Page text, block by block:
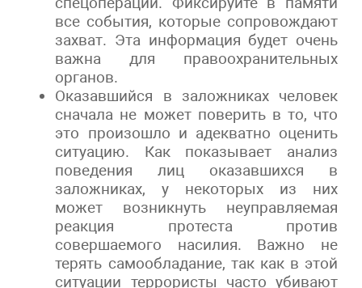
все события, которые сопровождают
захват. Эта информация будет очень
важна для правоохранительных
органов.
Оказавшийся в заложниках человек
сначала не может поверить в то, что
это произошло и адекватно оценить
ситуацию. Как показывает анализ
поведения лиц оказавшихся в
заложниках, у некоторых из них
может возникнуть неуправляемая
реакция протеста против
совершаемого насилия. Важно не
терять самообладание, так как в этой
ситуации террористы часто убивают